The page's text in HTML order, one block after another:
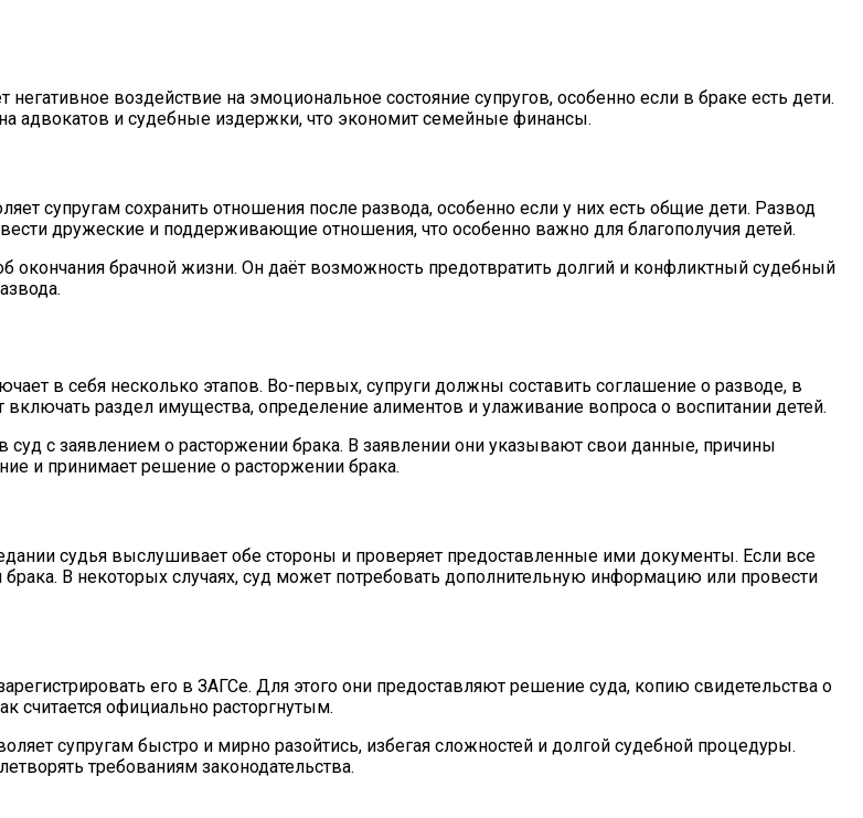
воздействие на эмоциональное состояние супругов, особенно если в браке есть дети.
адвокатов и судебные издержки, что экономит семейные финансы.
супругам сохранить отношения после развода, особенно если у них есть общие дети. Развод
дружеские и поддерживающие отношения, что особенно важно для благополучия детей.
брачной жизни. Он даёт возможность предотвратить долгий и конфликтный судебный
в себя несколько этапов. Во-первых, супруги должны составить соглашение о разводе, в
раздел имущества, определение алиментов и улаживание вопроса о воспитании детей.
суд с заявлением о расторжении брака. В заявлении они указывают свои данные, причины
и принимает решение о расторжении брака.
судья выслушивает обе стороны и проверяет предоставленные ими документы. Если все
В некоторых случаях, суд может потребовать дополнительную информацию или провести
его в ЗАГСе. Для этого они предоставляют решение суда, копию свидетельства о
считается официально расторгнутым.
супругам быстро и мирно разойтись, избегая сложностей и долгой судебной процедуры.
требованиям законодательства.